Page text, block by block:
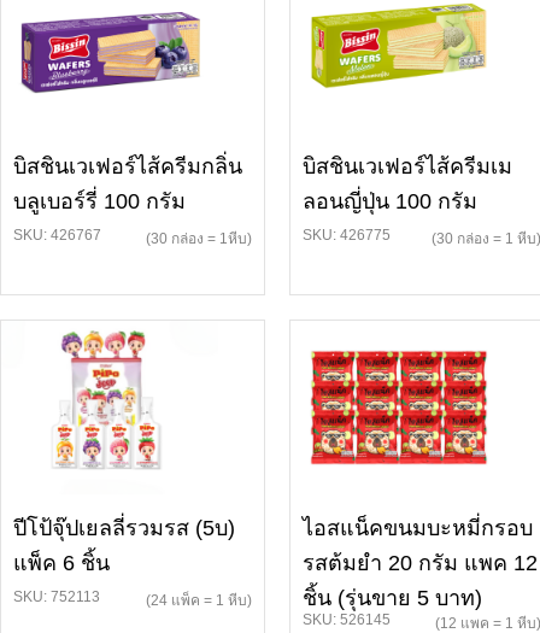
บิสชินเวเฟอร์ไส้ครีมกลิ่น
บลูเบอร์รี่ 100 กรัม
SKU: 426767 (30 กล่อง = 1หีบ)
บิสชินเวเฟอร์ไส้ครีมเม
ลอนญี่ปุ่น 100 กรัม
SKU: 426775 (30 กล่อง = 1 หีบ)
ปีโป้จุ๊ปเยลลี่รวมรส (5บ)
แพ็ค 6 ชิ้น
SKU: 752113 (24 แพ็ค = 1 หีบ)
ไอสแน็คขนมบะหมี่กรอบ
รสต้มยำ 20 กรัม แพค 12
ชิ้น (รุ่นขาย 5 บาท)
SKU: 526145 (12 แพค = 1 หีบ)